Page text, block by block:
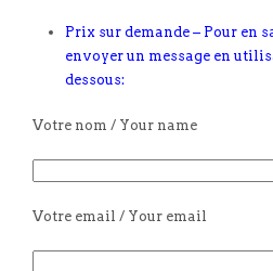
Prix sur demande – Pour en
envoyer un message en
dessous:
Votre nom / Your name
Votre email / Your email